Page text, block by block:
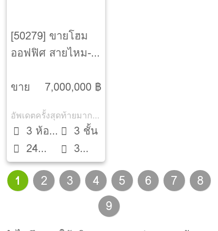
[50279] ขายโฮม
ออฟฟิศ สายไหม-
ขาย
7,000,000 ฿
อัพเดตครั้งสุดท้ายมากกว่า 30 วัน
3 ห้อง
นอน24
ตรว.
3 ชั้น
3
ห้องน้ำ
1 2 3 4 5 6 7
8
9